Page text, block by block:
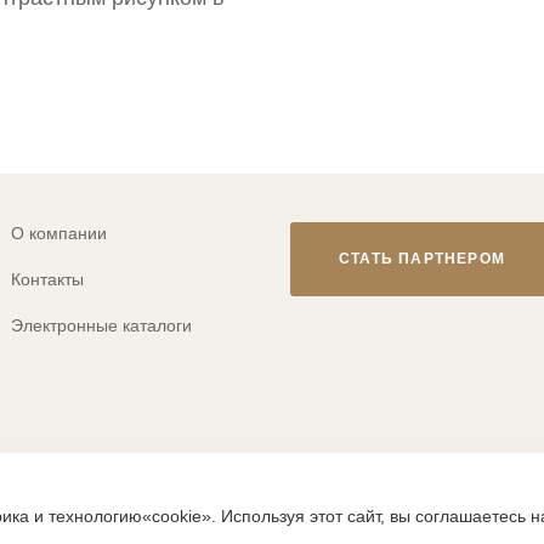
О компании
Контакты
Электронные каталоги
СТАТЬ ПАРТНЕРОМ
и технологию«cookie». Используя этот сайт, вы соглашаетесь